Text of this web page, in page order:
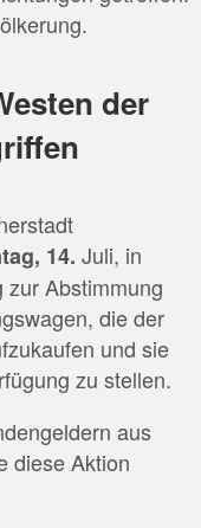
der
14. Juli, in
zur Abstimmung
die der
und sie
zu stellen.
aus
diese Aktion